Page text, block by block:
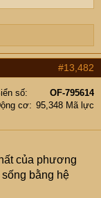
#13,482
số
OF-795614
cơ
95,348 Mã lực
của phương
bằng hệ